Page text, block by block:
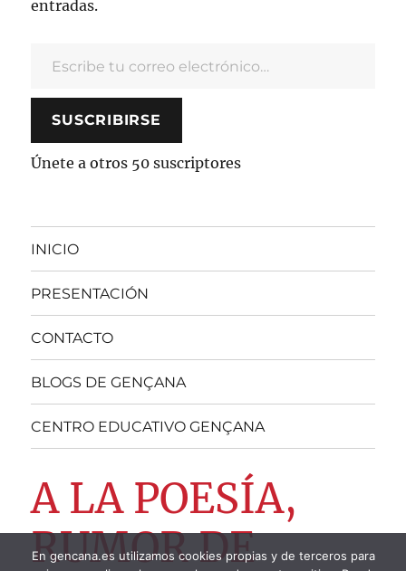
entradas.
SUSCRIBIRSE
Únete a otros 50 suscriptores
INICIO
PRESENTACIÓN
CONTACTO
BLOGS DE GENÇANA
CENTRO EDUCATIVO GENÇANA
A LA POESÍA,
RUMOR DE
En gencana.es utilizamos cookies propias y de terceros para